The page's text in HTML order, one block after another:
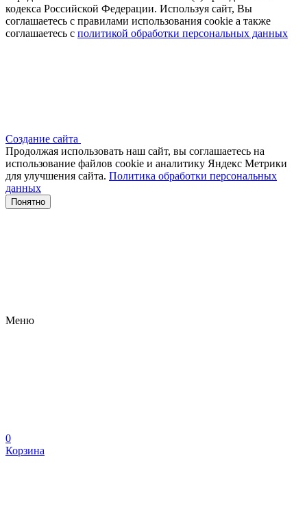
кодекса Российской Федерации. Используя сайт, Вы
соглашаетесь с правилами использования cookie а также
соглашаетесь с политикой обработки персональных данных
Создание сайта
Продолжая использовать наш сайт, вы соглашаетесь на
использование файлов сооkіе и аналитику Яндекс Метрики
для улучшения сайта. Политика обработки персональных
данных
Понятно
Меню
0
Корзина